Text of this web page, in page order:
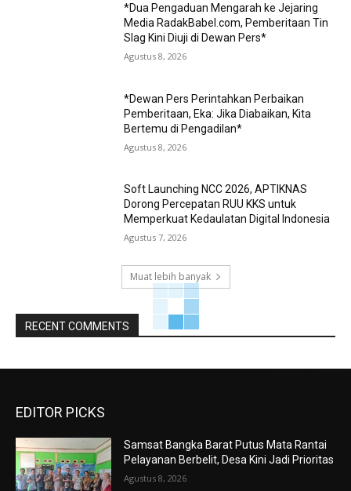
*Dua Pengaduan Mengarah ke Jejaring
Media RadakBabel.com, Pemberitaan Tin
Slag Kini Diuji di Dewan Pers*
Agustus 8, 2026
*Dewan Pers Perintahkan Perbaikan
Pemberitaan, Eka: Jika Diabaikan, Kita
Bertemu di Pengadilan*
Agustus 8, 2026
Soft Launching NCC 2026, APTIKNAS
Dorong Percepatan RUU KKS untuk
Memperkuat Kedaulatan Digital Indonesia
Agustus 7, 2026
Muat lebih banyak
RECENT COMMENTS
EDITOR PICKS
Samsat Bangka Barat Putus Mata Rantai
Pelayanan Berbelit, Desa Kini Jadi Prioritas
Agustus 8, 2026